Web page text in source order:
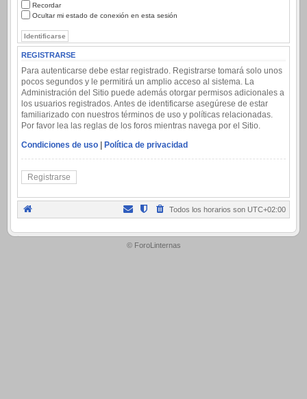
Recordar
Ocultar mi estado de conexión en esta sesión
REGISTRARSE
Para autenticarse debe estar registrado. Registrarse tomará solo unos
pocos segundos y le permitirá un amplio acceso al sistema. La
Administración del Sitio puede además otorgar permisos adicionales a
los usuarios registrados. Antes de identificarse asegúrese de estar
familiarizado con nuestros términos de uso y políticas relacionadas.
Por favor lea las reglas de los foros mientras navega por el Sitio.
Condiciones de uso | Política de privacidad
Registrarse
Todos los horarios son UTC+02:00
.
© ForoLinternas